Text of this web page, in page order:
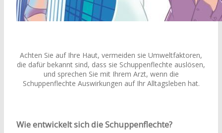
Achten Sie auf Ihre Haut, vermeiden sie Umweltfaktoren,
die dafür bekannt sind, dass sie Schuppenflechte auslösen,
und sprechen Sie mit Ihrem Arzt, wenn die
Schuppenflechte Auswirkungen auf Ihr Alltagsleben hat.
Wie entwickelt sich die Schuppenflechte?